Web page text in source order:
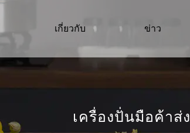
เกี่ยวกับ ข่าว
เครื่องปั่นมือค้าส่ง